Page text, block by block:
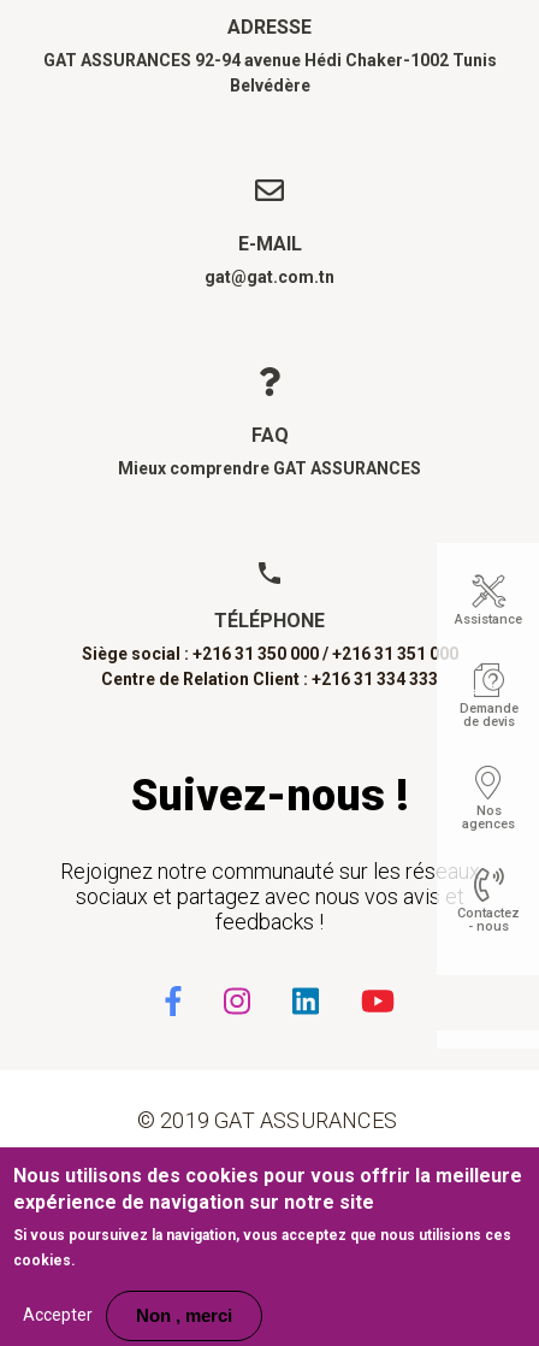
ADRESSE
GAT ASSURANCES 92-94 avenue Hédi Chaker-1002 Tunis
Belvédère
E-MAIL
gat@gat.com.tn
FAQ
Mieux comprendre GAT ASSURANCES
TÉLÉPHONE
Siège social : +216 31 350 000 / +216 31 351 000
Centre de Relation Client : +216 31 334 333
Suivez-nous !
Rejoignez notre communauté sur les réseaux
sociaux et partagez avec nous vos avis et
feedbacks !
© 2019 GAT ASSURANCES
Pied de page
Conditions générales d’utilisation Cookies
Mentions légales Plan du site
Assistance
Demande
de devis
Nos
agences
Contactez
- nous
Nous utilisons des cookies pour vous offrir la meilleure
expérience de navigation sur notre site
Si vous poursuivez la navigation, vous acceptez que nous utilisions ces
cookies.
Accepter Non , merci